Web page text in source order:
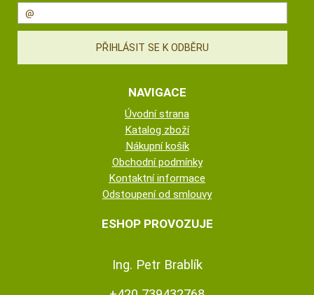
NAVIGACE
Úvodní strana
Katalog zboží
Nákupní košík
Obchodní podmínky
Kontaktní informace
Odstoupení od smlouvy
ESHOP PROVOZUJE
Ing. Petr Brablík